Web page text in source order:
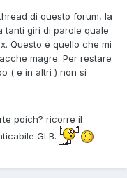
di questo forum, la
tanti giri di parole quale
Questo è quello che mi
magre. Per restare
( e in altri ) non si
poich? ricorre il
GLB.